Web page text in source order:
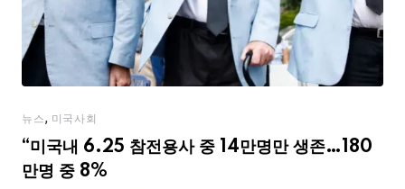
뉴스, 미국사회
“미국내 6.25 참전용사 중 14만명만 생존…180
만명 중 8%